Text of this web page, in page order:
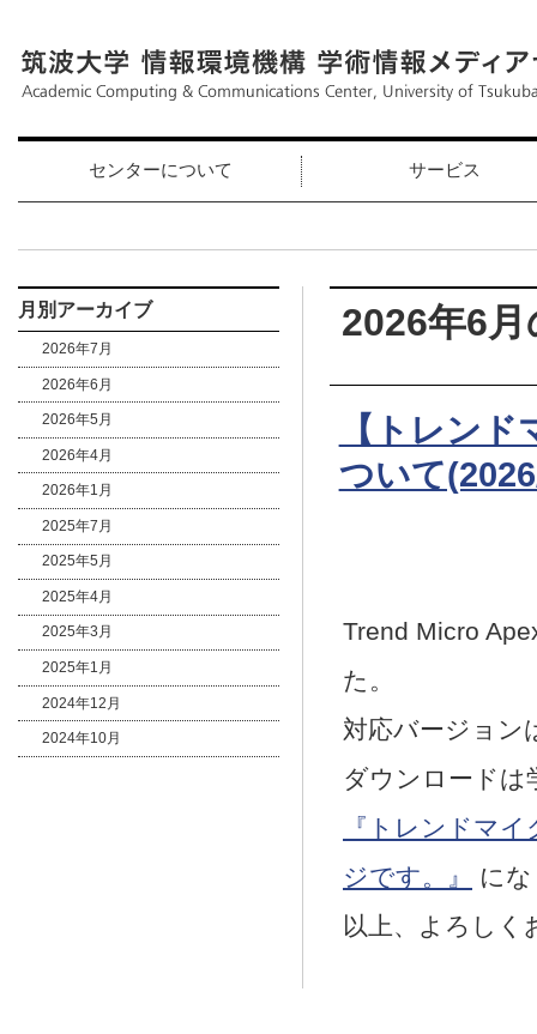
センターについて サービス
2026年6月
【トレン
ついて
Trend Micro
た。
対応バージョン
ダウンロードは
『トレンドマ
ジです。』
に
以上、よろしく
月別アーカイブ
2026年7月
2026年6月
2026年5月
2026年4月
2026年1月
2025年7月
2025年5月
2025年4月
2025年3月
2025年1月
2024年12月
2024年10月